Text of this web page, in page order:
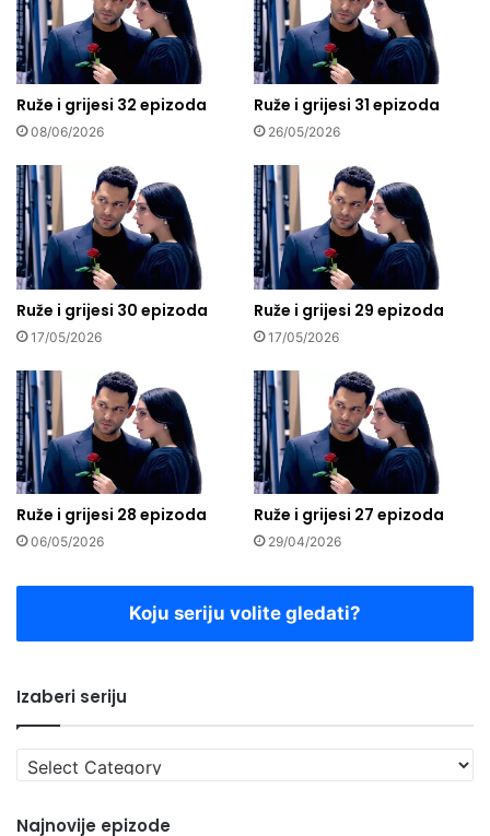
Ruže i grijesi 32 epizoda
08/06/2026
Ruže i grijesi 31 epizoda
26/05/2026
Ruže i grijesi 30 epizoda
17/05/2026
Ruže i grijesi 29 epizoda
17/05/2026
Ruže i grijesi 28 epizoda
06/05/2026
Ruže i grijesi 27 epizoda
29/04/2026
Koju seriju volite gledati?
Izaberi seriju
Izaberi
seriju
Najnovije epizode